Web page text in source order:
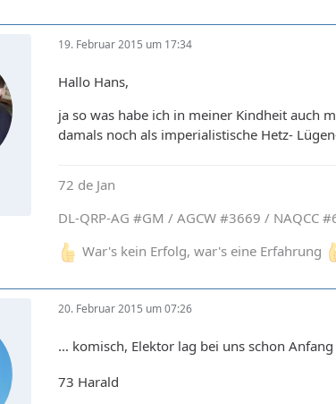
19. Februar 2015 um 17:34
Hallo Hans,
ja so was habe ich in meiner Kindheit auch
damals noch als imperialistische Hetz-
72 de Jan
DL-QRP-AG #GM / AGCW #3669 / NAQCC
War's kein Erfolg, war's eine Erfahrung
20. Februar 2015 um 07:26
... komisch, Elektor lag bei uns schon
73 Harald